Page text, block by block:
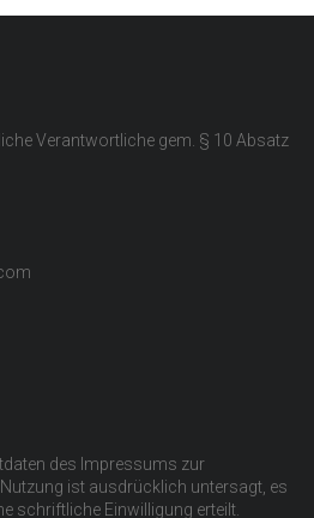
Verantwortliche gem. § 10 Absatz
des Impressums zur
ist ausdrücklich untersagt, es
schriftliche Einwilligung erteilt.